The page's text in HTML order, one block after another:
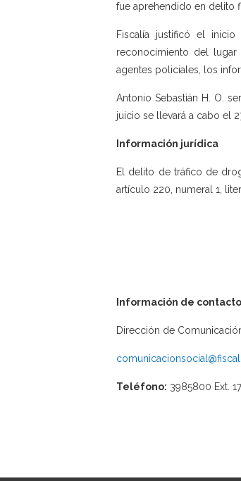
fue aprehendido en delito
Fiscalía justificó el
reconocimiento del
agentes policiales, los
Antonio Sebastián H. O.
juicio se llevará a cabo el
Información jurídica
El delito de tráfico de
artículo 220, numeral 1,
Información de
Dirección de
Teléfono: 3985800 Ext.